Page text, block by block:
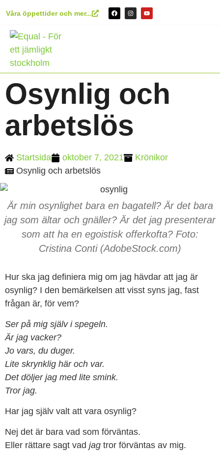
Våra öppettider och mer...
Osynlig och
arbetslös
Startsida oktober 7, 2021
Krönikor
Osynlig och arbetslös
Är min osynlighet bara en bagatell? Är det bara
jag som ältar och gnäller? Är det jag presenterar
som att ha en egoistisk offerkofta? Foto:
Cristina Conti (AdobeStock.com)
Hur ska jag definiera mig om jag hävdar att jag är
osynlig? I den bemärkelsen att visst syns jag, fast
frågan är, för vem?
Ser på mig själv i spegeln.
Är jag vacker?
Jo vars, du duger.
Lite skrynklig här och var.
Det döljer jag med lite smink.
Tror jag.
Har jag själv valt att vara osynlig?
Nej det är bara vad som förväntas.
Eller rättare sagt vad jag tror förväntas av mig.